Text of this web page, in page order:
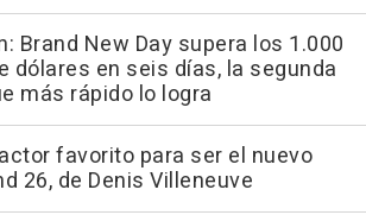
Brand New Day supera los 1.000
dólares en seis días, la segunda
más rápido lo logra
favorito para ser el nuevo
26, de Denis Villeneuve